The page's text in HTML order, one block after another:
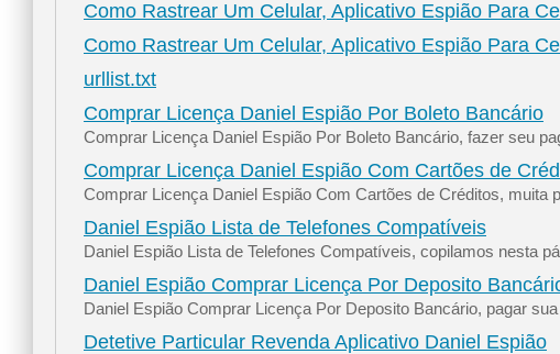
Como Rastrear Um Celular, Aplicativo Espião Para
Como Rastrear Um Celular, Aplicativo Espião Para
urllist.txt
Comprar Licença Daniel Espião Por Boleto Bancário
Comprar Licença Daniel Espião Por Boleto Bancário, fazer seu
Comprar Licença Daniel Espião Com Cartões de
Comprar Licença Daniel Espião Com Cartões de Créditos, muita
Daniel Espião Lista de Telefones Compatíveis
Daniel Espião Lista de Telefones Compatíveis, copilamos nesta
Daniel Espião Comprar Licença Por Deposito
Daniel Espião Comprar Licença Por Deposito Bancário, pagar
Detetive Particular Revenda Aplicativo Daniel Espião